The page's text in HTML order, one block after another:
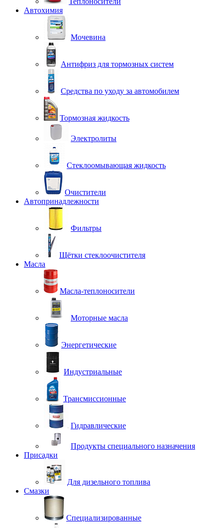
Автохимия
Мочевина
Антифриз для тормозных систем
Средства по уходу за автомобилем
Тормозная жидкость
Электролиты
Стеклоомывающая жидкость
Очистители
Автопринадлежности
Фильтры
Щётки стеклоочистителя
Масла
Масла-теплоносители
Моторные масла
Энергетические
Индустриальные
Трансмиссионные
Гидравлические
Продукты специального назначения
Присадки
Для дизельного топлива
Смазки
Специализированные